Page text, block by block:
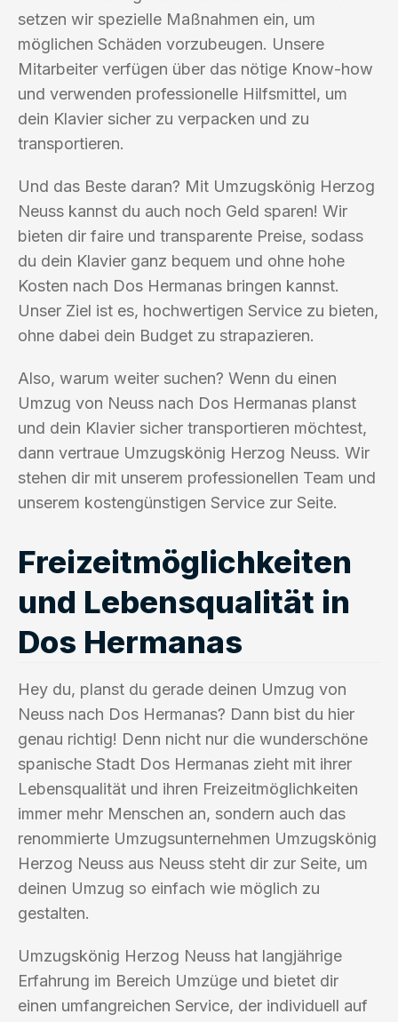
setzen wir spezielle Maßnahmen ein, um
möglichen Schäden vorzubeugen. Unsere
Mitarbeiter verfügen über das nötige Know-how
und verwenden professionelle Hilfsmittel, um
dein Klavier sicher zu verpacken und zu
transportieren.
Und das Beste daran? Mit Umzugskönig Herzog
Neuss kannst du auch noch Geld sparen! Wir
bieten dir faire und transparente Preise, sodass
du dein Klavier ganz bequem und ohne hohe
Kosten nach Dos Hermanas bringen kannst.
Unser Ziel ist es, hochwertigen Service zu bieten,
ohne dabei dein Budget zu strapazieren.
Also, warum weiter suchen? Wenn du einen
Umzug von Neuss nach Dos Hermanas planst
und dein Klavier sicher transportieren möchtest,
dann vertraue Umzugskönig Herzog Neuss. Wir
stehen dir mit unserem professionellen Team und
unserem kostengünstigen Service zur Seite.
Freizeitmöglichkeiten
und Lebensqualität in
Dos Hermanas
Hey du, planst du gerade deinen Umzug von
Neuss nach Dos Hermanas? Dann bist du hier
genau richtig! Denn nicht nur die wunderschöne
spanische Stadt Dos Hermanas zieht mit ihrer
Lebensqualität und ihren Freizeitmöglichkeiten
immer mehr Menschen an, sondern auch das
renommierte Umzugsunternehmen Umzugskönig
Herzog Neuss aus Neuss steht dir zur Seite, um
deinen Umzug so einfach wie möglich zu
gestalten.
Umzugskönig Herzog Neuss hat langjährige
Erfahrung im Bereich Umzüge und bietet dir
einen umfangreichen Service, der individuell auf